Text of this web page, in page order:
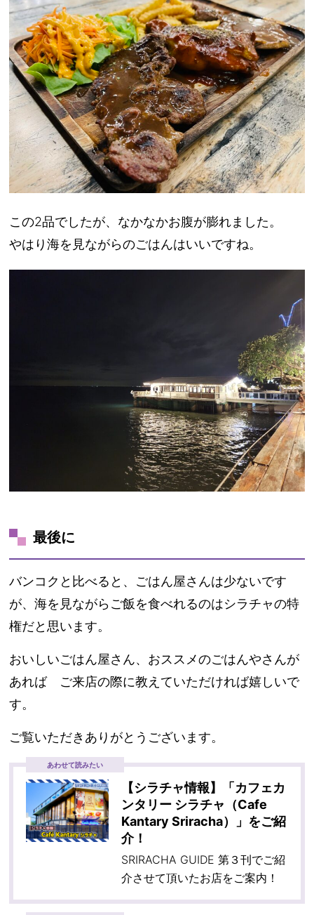
この2品でしたが、なかなかお腹が膨れました。
やはり海を見ながらのごはんはいいですね。
最後に
バンコクと比べると、ごはん屋さんは少ないです
が、海を見ながらご飯を食べれるのはシラチャの特
権だと思います。
おいしいごはん屋さん、おススメのごはんやさんが
あれば ご来店の際に教えていただければ嬉しいで
す。
ご覧いただきありがとうございます。
あわせて読みたい
【シラチャ情報】「カフェカ
ンタリー シラチャ（Cafe
Kantary Sriracha）」をご紹
介！
SRIRACHA GUIDE 第３刊でご紹
介させて頂いたお店をご案内！